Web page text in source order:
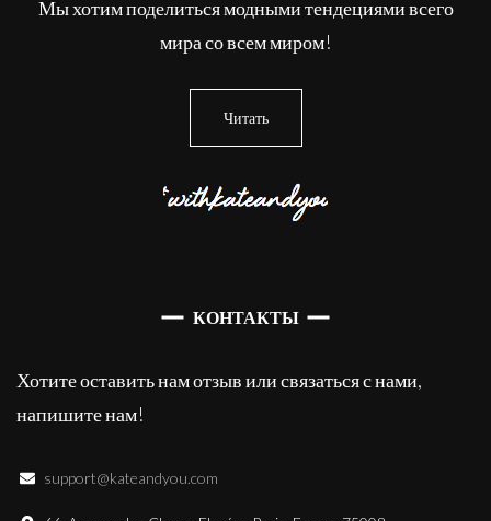
Мы хотим поделиться модными тендециями всего
мира со всем миром!
Читать
КОНТАКТЫ
Хотите оставить нам отзыв или связаться с нами,
напишите нам!
support@kateandyou.com